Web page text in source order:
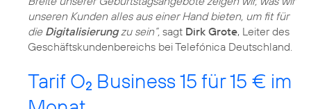
unseren Kunden alles aus einer Hand bieten, um fit für
die Digitalisierungzu sein“, sagt Dirk Grote, Leiter des
Geschäftskundenbereichs bei Telefónica Deutschland.
Tarif O2 Business 15 für 15 € im